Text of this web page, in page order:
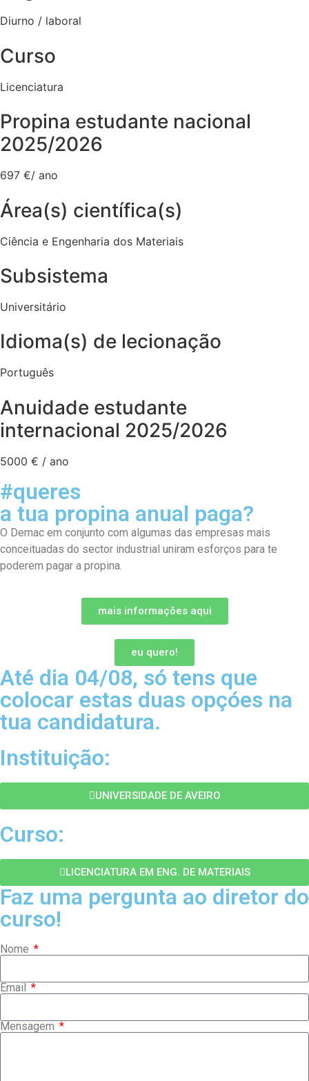
Diurno / laboral
Curso
Licenciatura
Propina estudante nacional
2025/2026
697 €/ ano
Área(s) científica(s)
Ciência e Engenharia dos Materiais
Subsistema
Universitário
Idioma(s) de lecionação
Português
Anuidade estudante
internacional 2025/2026
5000 € / ano
#queres
a tua propina anual paga?
O Demac em conjunto com algumas das empresas mais
conceituadas do sector industrial uniram esforços para te
poderem pagar a propina.
mais informações aqui
eu quero!
Até dia 04/08, só tens que
colocar estas duas opçóes na
tua candidatura.
Instituição:
UNIVERSIDADE DE AVEIRO
Curso:
LICENCIATURA EM ENG. DE MATERIAIS
Faz uma pergunta ao diretor do
curso!
Nome
Email
Mensagem